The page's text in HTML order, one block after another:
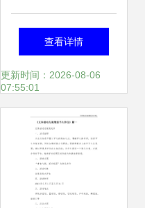
划,企业文体活动策
划,新闻发布会策划
2 其他未分类 产品
供应
查看详情
更新时间：2026-08-06
07:55:01